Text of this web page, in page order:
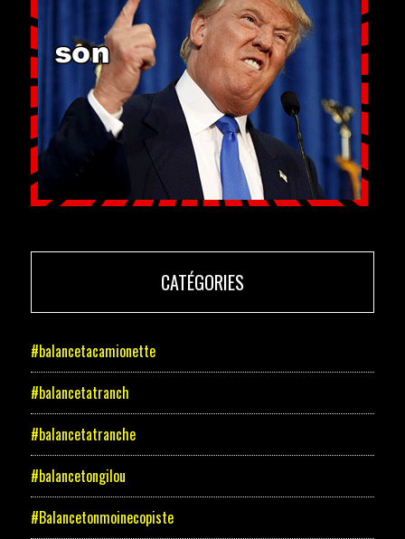
CATÉGORIES
#balancetacamionette
#balancetatranch
#balancetatranche
#balancetongilou
#Balancetonmoinecopiste